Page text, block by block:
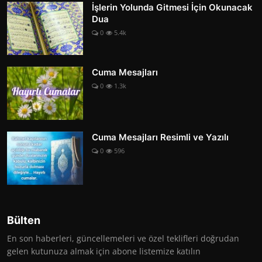
İşlerin Yolunda Gitmesi İçin Okunacak
Dua
0 5.4k
Cuma Mesajları
0 1.3k
Cuma Mesajları Resimli ve Yazılı
0 596
Bülten
En son haberleri, güncellemeleri ve özel teklifleri doğrudan
gelen kutunuza almak için abone listemize katılın